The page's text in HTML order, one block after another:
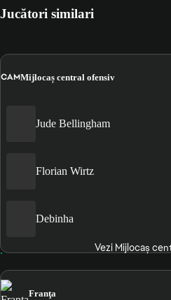
Jucători similari
CAMMijlocaș central ofensiv
Jude Bellingham
Florian Wirtz
Debinha
Vezi Mijlocaș
Franţa